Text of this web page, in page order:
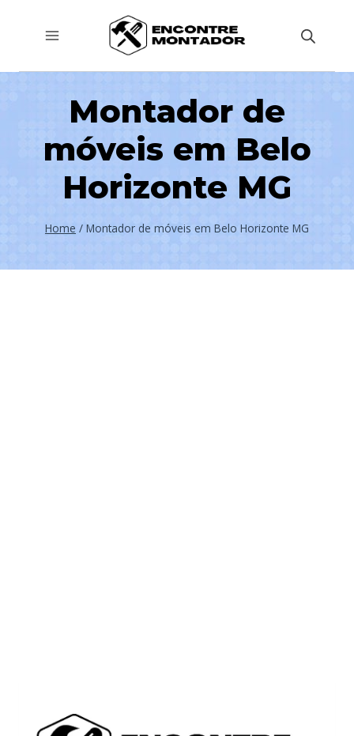
Montador de
móveis em Belo
Horizonte MG
Home / Montador de móveis em Belo Horizonte MG